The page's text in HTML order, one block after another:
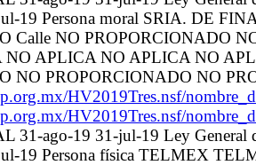
19 Persona moral SRIA. DE
Calle NO PROPORCIONADO
NO APLICA NO APLICA NO
NO PROPORCIONADO NO
HV2019Tres.nsf/
HV2019Tres.nsf/
31-ago-19 31-jul-19 Ley
19 Persona física TELMEX